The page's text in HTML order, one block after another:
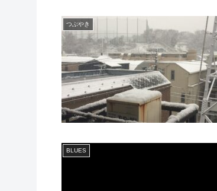
つぶやき
BLUES